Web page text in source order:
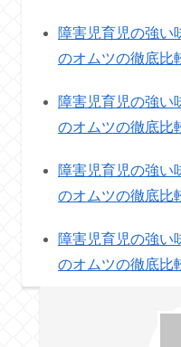
障害児育児の強い
のオムツの徹底比
障害児育児の強い
のオムツの徹底比
障害児育児の強い
のオムツの徹底比
障害児育児の強い
のオムツの徹底比